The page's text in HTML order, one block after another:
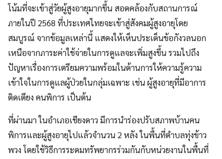
โน้มที่จะเข้าสู่วัยผู้สูงอายุมากขึ้น สอดคล้องกับสถานการณ์
ภายในปี 2568 ที่ประเทศไทยจะเข้าสู่สังคมผู้สูงอายุโดย
สมบูรณ์ จากข้อมูลเหล่านี้ แสดงให้เห็นประเด็นข้อกังวลนอก
เหนือจากภาระค่าใช้จ่ายในการดูแลจะเพิ่มสูงขึ้น รวมไปถึง
ปัญหาเรื่องการเตรียมความพร้อมในด้านการให้ความรู้ความ
เข้าใจในการดูแลผู้ป่วยในกลุ่มเฉพาะ เช่น ผู้สูงอายุที่มีอาการ
ติดเตียง คนพิการ เป็นต้น
ที่ผ่านมา ในอำเภอเชียงดาว มีการนำร่องปรับสภาพบ้านคน
พิการและผู้สูงอายุไปแล้วจำนวน 2 หลัง ในพื้นที่ตำบลทุ่งข้าว
พวง โดยใช้วิธีการระดมทรัพยากรร่วมกันกับหน่วยงานในพื้นที่